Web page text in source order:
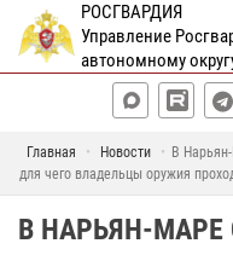
РОСГВАРДИЯ
Управление
автономному
Главная Новости
В
для чего владельцы оружия
В НАРЬЯН-